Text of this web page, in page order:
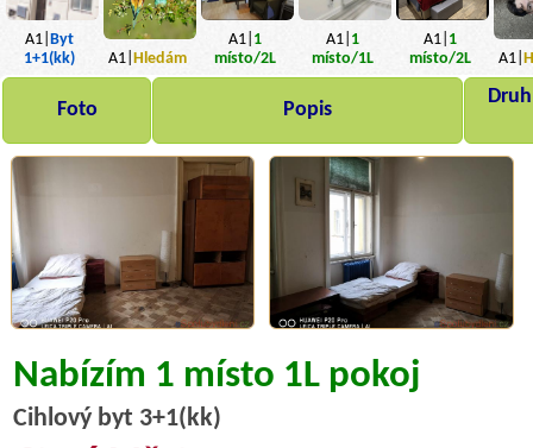
A1|
Byt
1+1(kk)
A1| Hledám
A1| 1
místo/2L
A1| 1
místo/1L
A1| 1
místo/2L A1|
Foto Popis
Nabízím 1 místo 1L pokoj
Cihlový byt 3+1(kk)